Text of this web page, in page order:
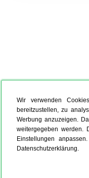
Wir verwenden
bereitzustellen, zu
Werbung anzuzeigen.
weitergegeben werden.
Einstellungen
Datenschutzerklärung.